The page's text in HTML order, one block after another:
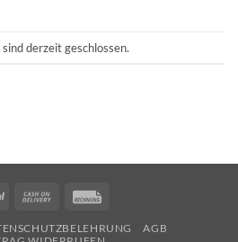
derzeit geschlossen.
PayPal
Cash
Delivery
AGB